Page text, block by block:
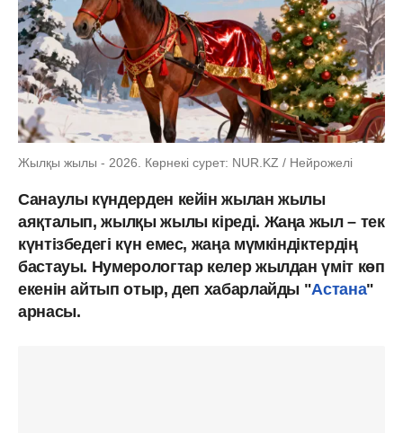
Жылқы жылы - 2026. Көрнекі сурет: NUR.KZ / Нейрожелі
Санаулы күндерден кейін жылан жылы
аяқталып, жылқы жылы кіреді. Жаңа жыл – тек
күнтізбедегі күн емес, жаңа мүмкіндіктердің
бастауы. Нумерологтар келер жылдан үміт көп
екенін айтып отыр, деп хабарлайды "Астана"
арнасы.